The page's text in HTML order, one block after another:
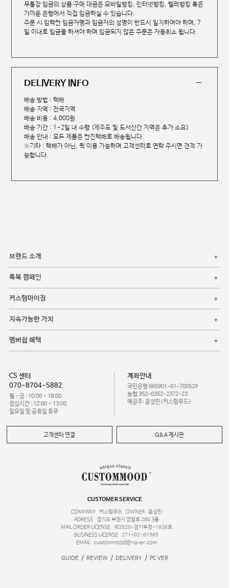
무통장 입금의 상품 구매 대금은 모바일뱅킹, 인터넷뱅킹, 텔레뱅킹 혹은
가까운 은행에서 직접 입금하실 수 있습니다.
주문 시 입력한 입금자명과 입금자의 성명이 반드시 일치하여야 하며, 7
일 이내로 입금을 하셔야 하며 입금되지 않은 주문은 자동취소 됩니다.
DELIVERY INFO
배송 방법 : 택배
배송 지역 : 전국지역
배송 비용 : 4,000원
배송 기간 : 1~2일 내 수령 (제주도 및 도서산간 지역은 추가 소요)
배송 안내 : 모든 제품은 한진택배로 배송됩니다.
※기타 : 택배가 아닌, 퀵 이용 가능하며 고객센터로 연락 주시면 견적 가
능합니다.
브랜드 소개
룩북 캠페인
커스텀마이징
지속가능한 가치
멤버쉽 혜택
CS 센터
070-8704-5882
월 - 금 : 10:00 ~ 18:00
점심시간 : 12:00 ~ 13:00
일요일 및 공휴일 휴무
계좌안내
국민은행 665901-01-700529
농협 352-0352-2372-23
예금주: 윤성민(커스텀무드)
고객센터 연결 Q&A 게시판
CUSTOMER SERVICE
COMPANY
커스텀무드 OWNER
윤성민
ADRESS
경기도 부천시 장말로 260 3층
MAIL ORDER LICENSE
제2020-경기부천-1936호
BUSINESS LICENSE 271-02-01565
EMAIL
custommood@naver.com
GUIDE / REVIEW / DELIVERY / PC VER